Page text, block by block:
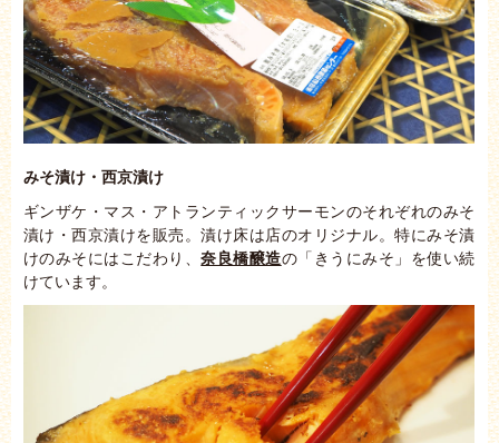
みそ漬け・西京漬け
ギンザケ・マス・アトランティックサーモンのそれぞれのみそ
漬け・西京漬けを販売。漬け床は店のオリジナル。特にみそ漬
けのみそにはこだわり、奈良橋醸造の「きうにみそ」を使い続
けています。